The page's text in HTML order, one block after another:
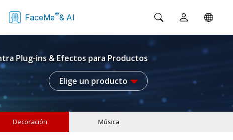
FaceMe®& AI
Plug-ins & Efectos para Productos
Elige un producto
Decoración Música